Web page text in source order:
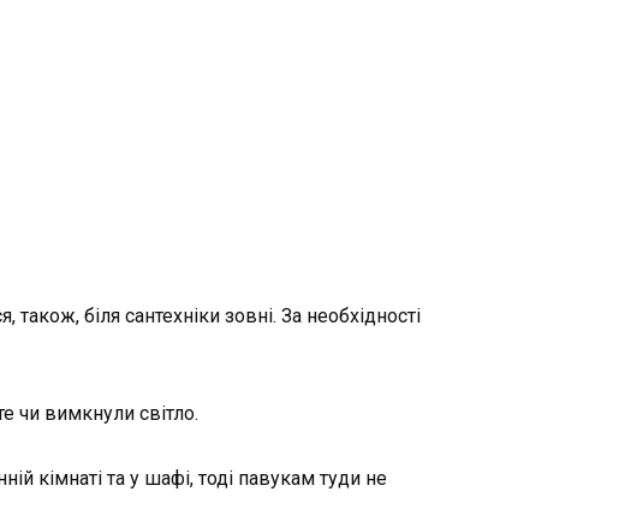
біля сантехніки зовні. За необхідності
чи вимкнули світло.
кімнаті та у шафі, тоді павукам туди не